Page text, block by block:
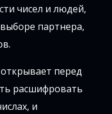
чисел и людей,
партнера,
перед
расшифровать
и